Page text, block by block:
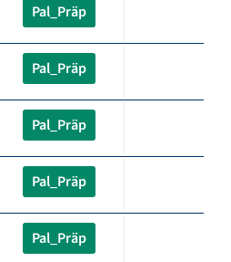
Pal_Präp
Pal_Präp
Pal_Präp
Pal_Präp
Pal_Präp